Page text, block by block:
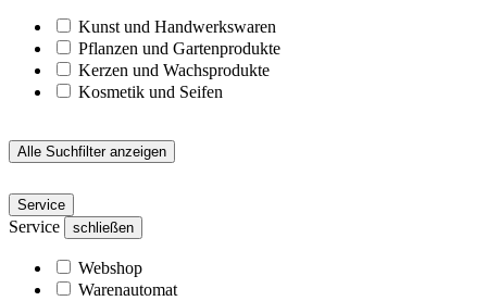
Kunst und Handwerkswaren
Pflanzen und Gartenprodukte
Kerzen und Wachsprodukte
Kosmetik und Seifen
Alle Suchfilter anzeigen
Service
Service schließen
Webshop
Warenautomat